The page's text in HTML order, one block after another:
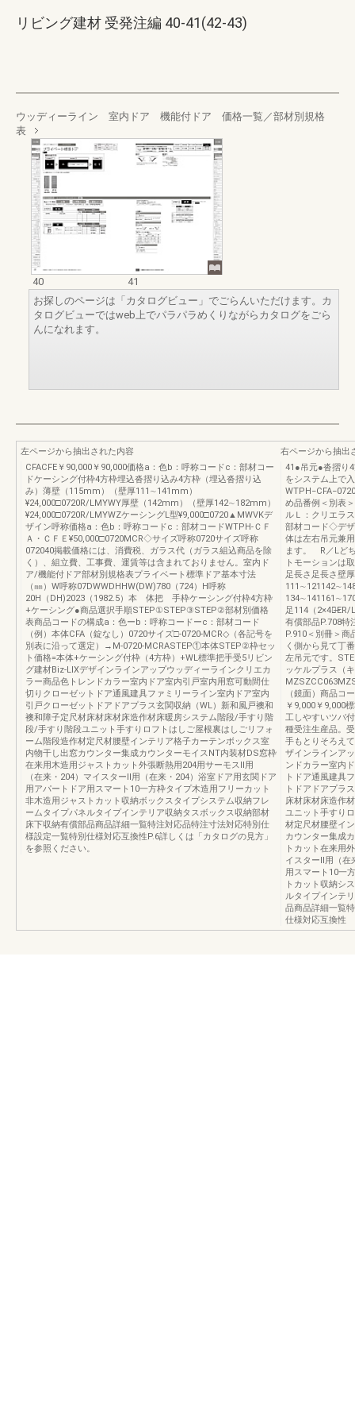
リビング建材 受発注編 40-41(42-43)
ウッディーライン 室内ドア 機能付ドア 価格一覧／部材別規格
表
40
41
お探しのページは「カタログビュー」でごらんいただけます。カ
タログビューではweb上でパラパラめくりながらカタログをごら
んになれます。
左ページから抽出された内容
CFACFE￥90,000￥90,000価格a：色b：呼称コードc：部材コー
ドケーシング付枠4方枠埋込沓摺り込み4方枠（埋込沓摺り込
み）薄壁（115mm）（壁厚111∼141mm）
¥24,000□0720R/LMYWY厚壁（142mm）（壁厚142∼182mm）
¥24,000□0720R/LMYWZケーシングL型¥9,000□0720▲MWVKデ
ザイン呼称価格a：色b：呼称コードc：部材コードWTPH-ＣＦ
Ａ・ＣＦＥ¥50,000□0720MCR◇サイズ呼称0720サイズ呼称
072040掲載価格には、消費税、ガラス代（ガラス組込商品を除
く）、組立費、工事費、運賃等は含まれておりません。室内ド
ア/機能付ドア部材別規格表プライベート標準ドア基本寸法
（㎜）W呼称07DWWDHHW(DW)780（724）H呼称
20H（DH)2023（1982.5）本 体把 手枠ケーシング付枠4方枠
+ケーシング●商品選択手順STEP①STEP③STEP②部材別価格
表商品コードの構成a：色ーb：呼称コードーc：部材コード
（例）本体CFA（錠なし）0720サイズ□-0720-MCR◇（各記号を
別表に沿って選定）→M-0720-MCRASTEP①本体STEP②枠セッ
ト価格=本体+ケーシング付枠（4方枠）+WL標準把手受5リビン
グ建材Biz-LIXデザインラインアップウッディーラインクリエカ
ラー商品色トレンドカラー室内ドア室内引戸室内用窓可動間仕
切りクローゼットドア通風建具ファミリーライン室内ドア室内
引戸クローゼットドアドアプラス玄関収納（WL）新和風戸襖和
襖和障子定尺材床材床材床造作材床暖房システム階段/手すり階
段/手すり階段ユニット手すりロフトはしご屋根裏はしごリフォ
ーム階段造作材定尺材腰壁インテリア格子カーテンボックス室
内物干し出窓カウンター集成カウンターモイスNT内装材DS窓枠
在来用木造用ジャストカット外張断熱用204用サーモスⅡ用
（在来・204）マイスターⅡ用（在来・204）浴室ドア用玄関ドア
用アパートドア用スマート10一方枠タイプ木造用フリーカット
非木造用ジャストカット収納ボックスタイプシステム収納フレ
ームタイプパネルタイプインテリア収納タスボックス収納部材
床下収納有償部品商品詳細一覧特注対応品特注寸法対応特別仕
様設定一覧特別仕様対応互換性P.6詳しくは「カタログの見方」
を参照ください。
右ページから抽出
41●吊元●沓摺り
をシステム上で
め品番例＜別表
ルＬ：クリエラ
部材コード◇デ
体は左右吊元兼
ます。 R／Lど
トモーションは
足長さ足長さ壁
足114（2×4）̶
有償部品P.708特
P.910＜別冊＞商
く側から見て丁
左吊元です。
ッケルプラス（
（鏡面）商品コ
￥9,000￥9,000
工しやすいツバ
種受注生産品。
手もとりそろえ
ザインラインア
ンドカラー室内
トドア通風建具
トドアドアプラ
床材床材床造作
ユニット手すり
材定尺材腰壁イ
カウンター集成
トカット在来用
イスターⅡ用（在
用スマート10一
トカット収納シ
ルタイプインテ
品商品詳細一覧
仕様対応互換性